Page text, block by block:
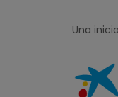
Una